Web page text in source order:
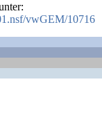
vwGEM/10716